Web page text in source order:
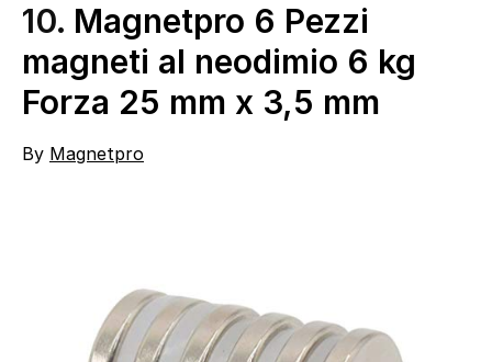
10. Magnetpro 6 Pezzi
magneti al neodimio 6 kg
Forza 25 mm x 3,5 mm
By Magnetpro